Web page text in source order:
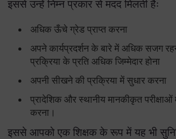
इससे उन्हें निम्न प्रकार से मदद मिलती हैः
अधिक ऊँचे ग्रेड प्राप्त करना
अपने कार्यप्रदर्शन के बारे में अधिक सजग
प्रक्रिया के प्रति अधिक जिम्मेदार होना
अपनी सीखने की प्रक्रिया में सुधार करना
प्रादेशिक और स्थानीय मानकीकृत परीक्षाओं
करना।
इससे आपको एक शिक्षक के रूप में यह भी